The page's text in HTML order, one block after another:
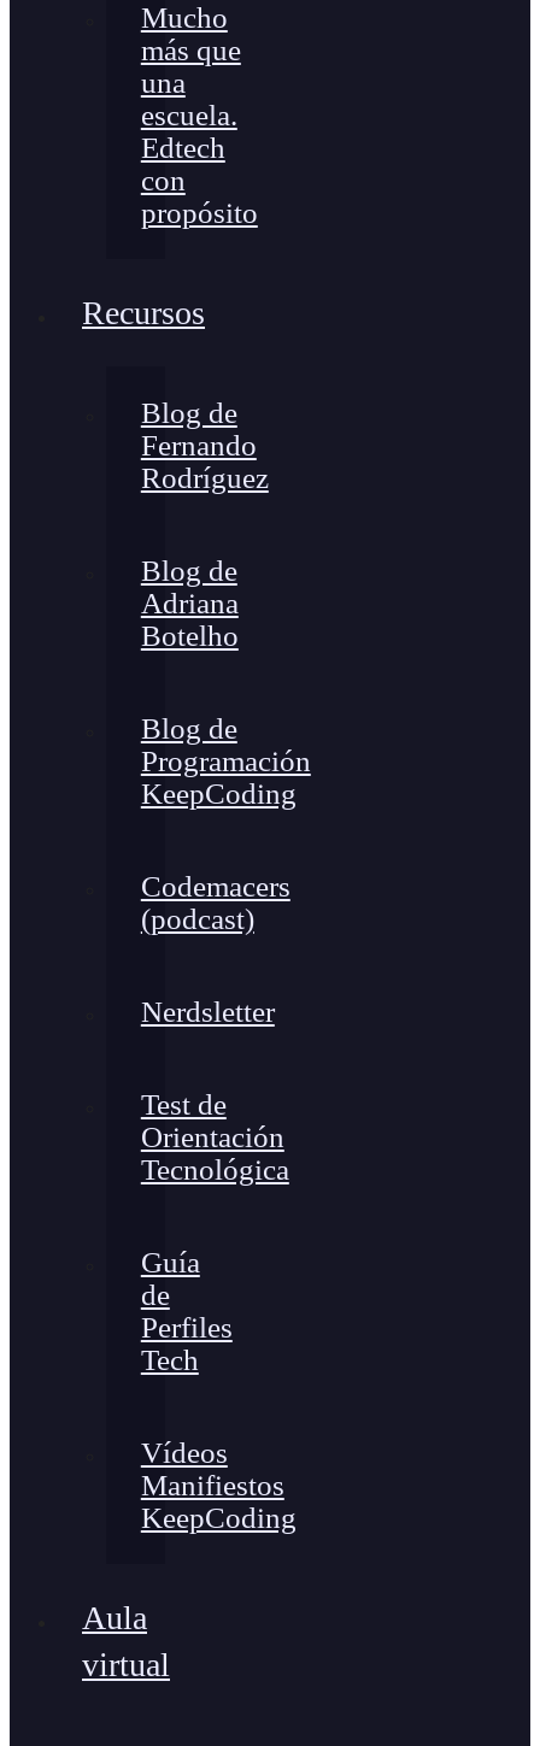
Mucho
más que
una
escuela.
Edtech
con
propósito
Recursos
Blog de
Fernando
Rodríguez
Blog de
Adriana
Botelho
Blog de
Programación
KeepCoding
Codemacers
(podcast)
Nerdsletter
Test de
Orientación
Tecnológica
Guía
de
Perfiles
Tech
Vídeos
Manifiestos
KeepCoding
Aula
virtual